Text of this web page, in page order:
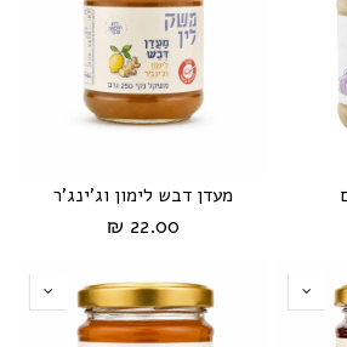
מעדן דבש לימון וג'ינג'ר
22.00 ₪